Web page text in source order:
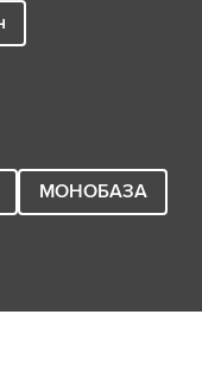
МОНОБАЗА